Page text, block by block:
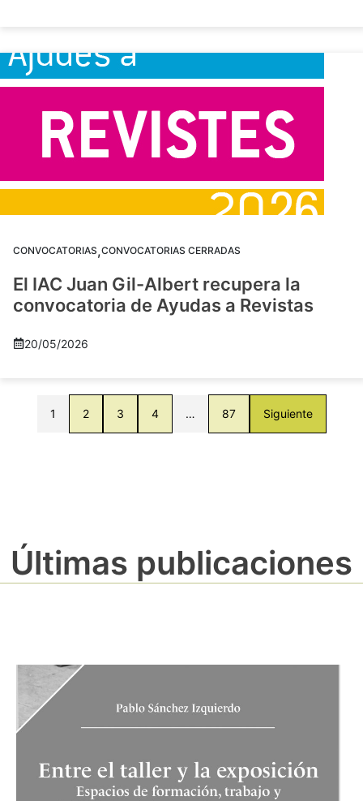
CONVOCATORIAS,CONVOCATORIAS CERRADAS
El IAC Juan Gil-Albert recupera la
convocatoria de Ayudas a Revistas
20/05/2026
1 2 3 4 … 87 Siguiente
Últimas publicaciones